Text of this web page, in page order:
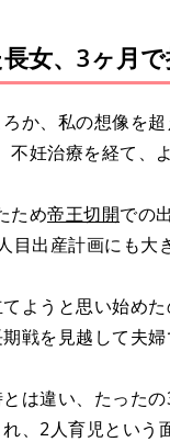
女、3ヶ月
か、私の想像を
妊治療を経て、
ため帝王切開での
出産計画にも大
ようと思い始め
戦を見越して夫婦
は違い、たった
、2人育児という